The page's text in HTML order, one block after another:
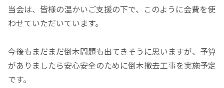
当会は、皆様の温かいご支援の下で、このように会費を使
わせていただいています。
今後もまだまだ倒木問題も出てきそうに思いますが、予算
がありましたら安心安全のために倒木撤去工事を実施予定
です。